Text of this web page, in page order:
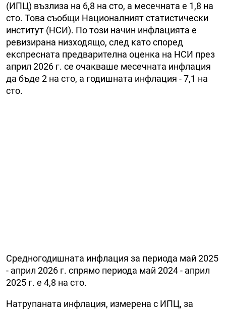
(ИПЦ) възлиза на 6,8 на сто, а месечната е 1,8 на
сто. Това съобщи Националният статистически
институт (НСИ). По този начин инфлацията е
ревизирана низходящо, след като според
експресната предварителна оценка на НСИ през
април 2026 г. се очакваше месечната инфлация
да бъде 2 на сто, а годишната инфлация - 7,1 на
сто.
Средногодишната инфлация за периода май 2025
- април 2026 г. спрямо периода май 2024 - април
2025 г. е 4,8 на сто.
Натрупаната инфлация, измерена с ИПЦ, за